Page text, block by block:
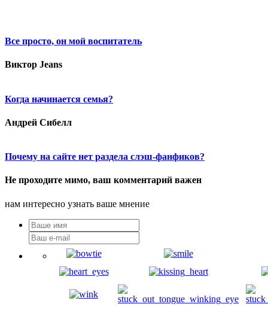
Все просто, он мой воспитатель
Виктор Jeans
Когда начинается семья?
Андрей Сибелл
Почему на сайте нет раздела слэш-фанфиков?
Не проходите мимо, ваш комментарий важен
нам интересно узнать ваше мнение